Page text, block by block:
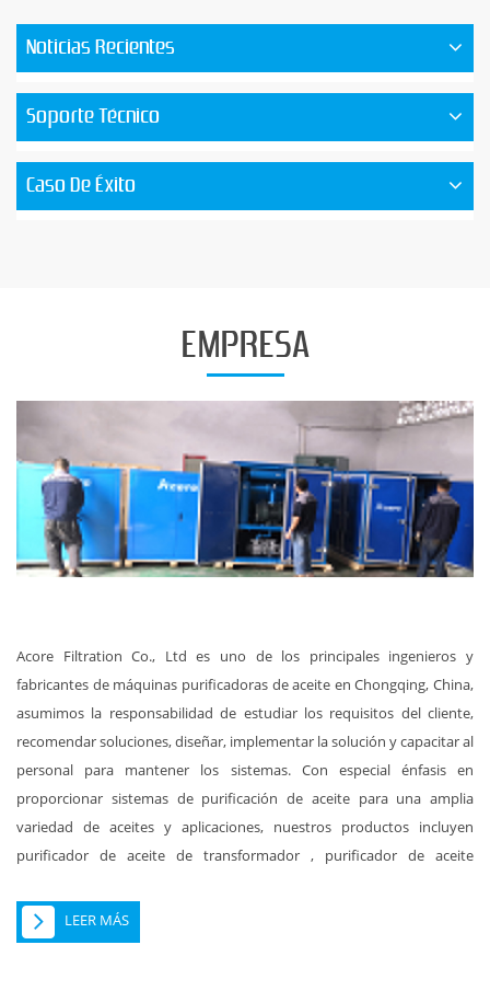
Noticias Recientes
Soporte Técnico
Caso De Éxito
EMPRESA
Acore Filtration Co., Ltd es uno de los principales ingenieros y
fabricantes de máquinas purificadoras de aceite en Chongqing, China,
asumimos la responsabilidad de estudiar los requisitos del cliente,
recomendar soluciones, diseñar, implementar la solución y capacitar al
personal para mantener los sistemas. Con especial énfasis en
proporcionar sistemas de purificación de aceite para una amplia
variedad de aceites y aplicaciones, nuestros productos incluyen
purificador de aceite de transformador , purificador de aceite
líquidos hidráulicos, sistemas de purificación de aceite de
deshidratación al vacío, conjunto de bomba de vacío, generador de
LEER MÁS